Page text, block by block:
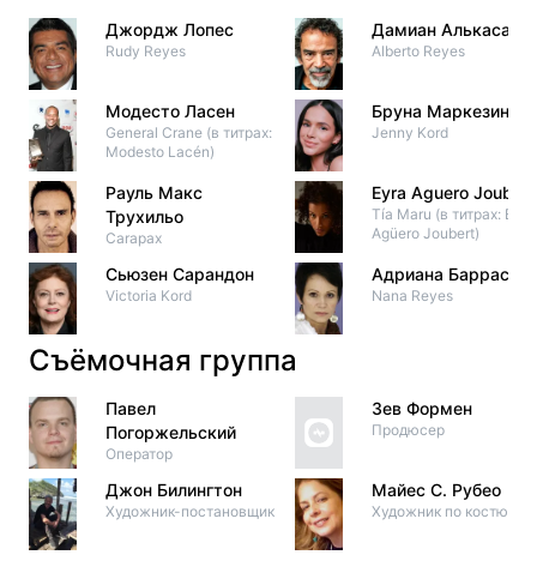
Джордж Лопес
Rudy Reyes
Модесто Ласен
General Crane (в титрах:
Modesto Lacén)
Рауль Макс
Трухильо
Carapax
Сьюзен Сарандон
Victoria Kord
Дамиан Алькасар
Alberto Reyes
Бруна Маркезини
Jenny Kord
Eyra Aguero Joubert
Tía Maru (в титрах: Eyra
Agüero Joubert)
Адриана Барраса
Nana Reyes
Съёмочная группа
Павел
Погоржельский
Оператор
Джон Билингтон
Художник-постановщик
Зев Формен
Продюсер
Майес С. Рубео
Художник по костюмам